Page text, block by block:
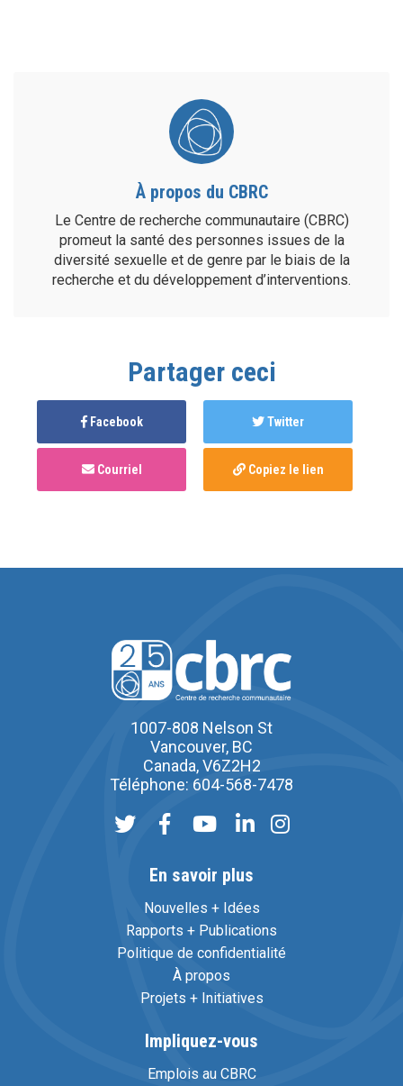
À propos du CBRC
Le Centre de recherche communautaire (CBRC)
promeut la santé des personnes issues de la
diversité sexuelle et de genre par le biais de la
recherche et du développement d’interventions.
Partager ceci
Facebook Twitter
Courriel Copiez le lien
1007-808 Nelson St
Vancouver, BC
Canada, V6Z2H2
Téléphone: 604-568-7478
En savoir plus
Nouvelles + Idées
Rapports + Publications
Politique de confidentialité
À propos
Projets + Initiatives
Impliquez-vous
Emplois au CBRC